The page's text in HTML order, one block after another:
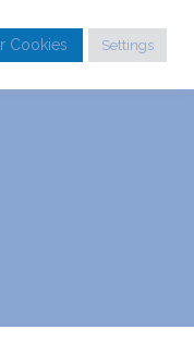
Cookies Settings